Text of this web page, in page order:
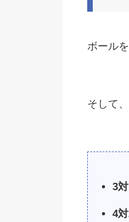
ボール
そして
3
4